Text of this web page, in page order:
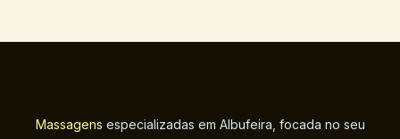
Massagens especializadas em Albufeira, focada no seu